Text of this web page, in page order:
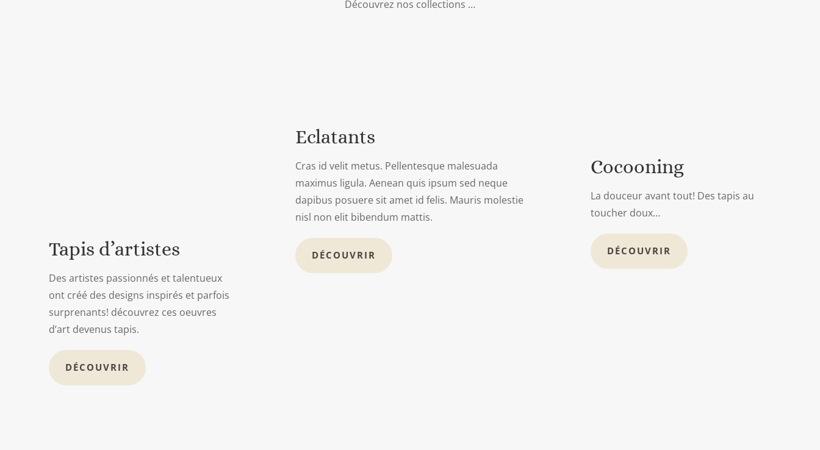
Découvrez nos collections …
Tapis d’artistes
Des artistes passionnés et talentueux
ont créé des designs inspirés et parfois
surprenants! découvrez ces oeuvres
d’art devenus tapis.
DÉCOUVRIR
Eclatants
Cras id velit metus. Pellentesque malesuada
maximus ligula. Aenean quis ipsum sed neque
dapibus posuere sit amet id felis. Mauris molestie
nisl non elit bibendum mattis.
DÉCOUVRIR
Cocooning
La douceur avant tout! Des tapis au
toucher doux…
DÉCOUVRIR